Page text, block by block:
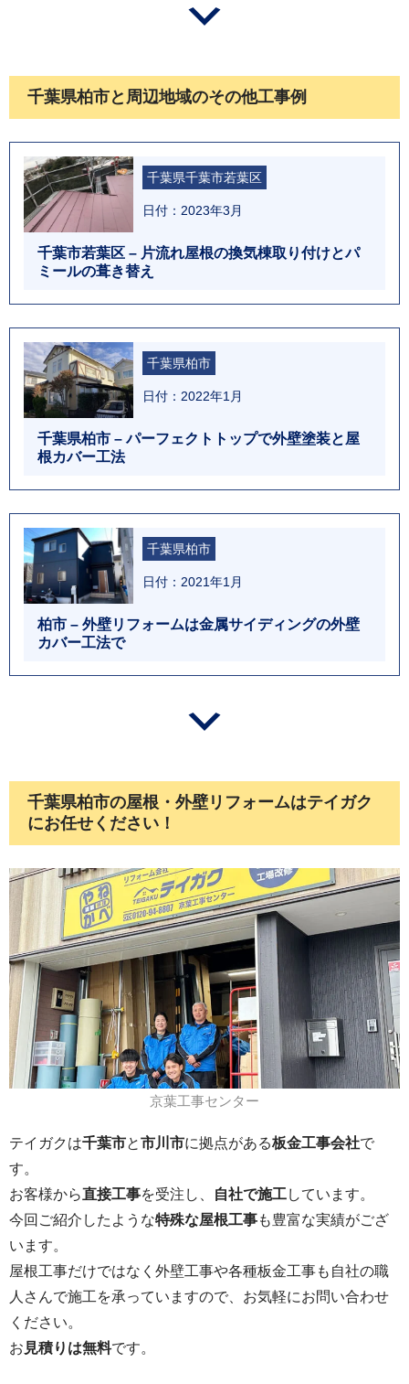
千葉県柏市と周辺地域のその他工事例
千葉県千葉市若葉区
日付：2023年3月
千葉市若葉区 – 片流れ屋根の換気棟取り付けとパ
ミールの葺き替え
千葉県柏市
日付：2022年1月
千葉県柏市 – パーフェクトトップで外壁塗装と屋
根カバー工法
千葉県柏市
日付：2021年1月
柏市 – 外壁リフォームは金属サイディングの外壁
カバー工法で
千葉県柏市の屋根・外壁リフォームはテイガク
にお任せください！
京葉工事センター
テイガクは千葉市と市川市に拠点がある板金工事会社で
す。
お客様から直接工事を受注し、 自社で施工しています。
今回ご紹介したような特殊な屋根工事も豊富な実績がござ
います。
屋根工事だけではなく外壁工事や各種板金工事も自社の職
人さんで施工を承っていますので、お気軽にお問い合わせ
ください。
お 見積りは無料です。